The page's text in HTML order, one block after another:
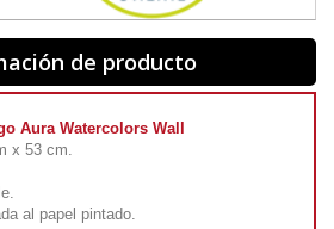
de producto
Aura Watercolors Wall
x 53 cm.
al papel pintado.